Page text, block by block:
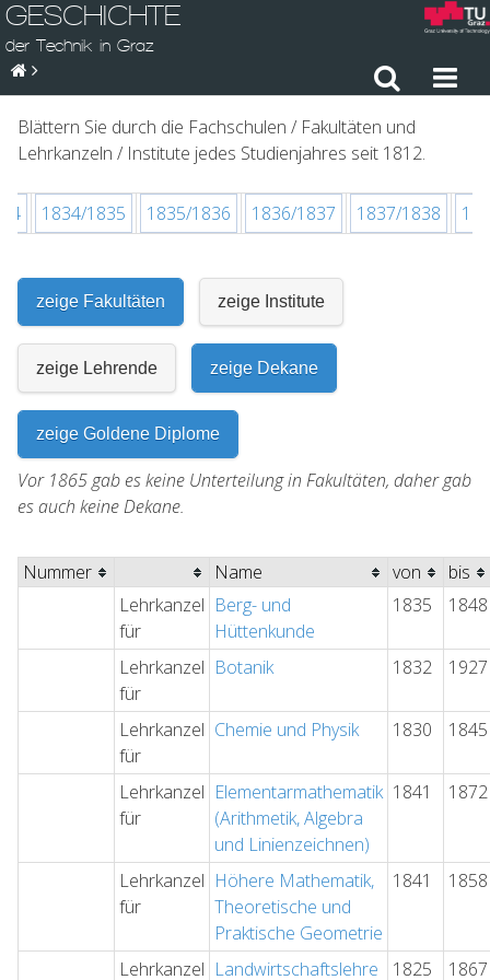
GESCHICHTE
der Technik in Graz
Blättern Sie durch die Fachschulen / Fakultäten und
Lehrkanzeln / Institute jedes Studienjahres seit 1812.
1834/1835 1835/1836 1836/1837 1837/1838
zeige Fakultäten zeige Institute
zeige Lehrende zeige Dekane
zeige Goldene Diplome
Vor 1865 gab es keine Unterteilung in Fakultäten, daher gab
es auch keine Dekane.
Nummer Name von
bis
Lehrkanzel
für
Berg- und
Hüttenkunde
1835 1848
Lehrkanzel
für
Botanik 1832 1927
Lehrkanzel
für
Chemie und Physik 1830 1845
Lehrkanzel
für
Elementarmathematik
(Arithmetik, Algebra
und Linienzeichnen)
1841 1872
Lehrkanzel
für
Höhere Mathematik,
Theoretische und
Praktische Geometrie
1841 1858
Lehrkanzel Landwirtschaftslehre 1825 1867